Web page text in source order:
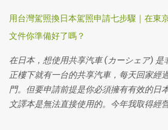
用台灣駕照換日本駕照申請七步驟｜在東
文件你準備好了嗎？
在日本，想使用共享汽車 (カーシェア) 是
正樓下就有一台的共享汽車，每天回家經
門。但要申請前提是你必須擁有有效的日
文譯本是無法直接使用的。今年我取得經